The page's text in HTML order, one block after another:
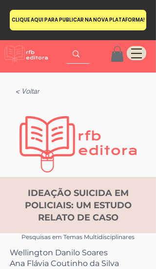
CLIQUE AQUI PARA PUBLICAR NA NOVA PLATAFORMA!
< Voltar
IDEAÇÃO SUICIDA EM
POLICIAIS: UM ESTUDO
RELATO DE CASO
Pesquisas em Temas Multidisciplinares
Wellington Danilo Soares
Ana Flávia Coutinho da Silva